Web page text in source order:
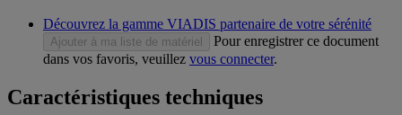
Découvrez la gamme VIADIS partenaire de votre sérénité
Ajouter à ma liste de matériel
Pour enregistrer ce document
dans vos favoris, veuillez vous connecter.
Caractéristiques techniques